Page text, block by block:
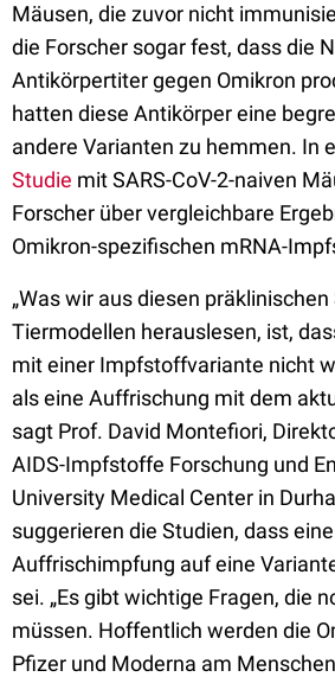
Mäusen, die zuvor nicht
die Forscher sogar fest, dass die
Antikörpertiter gegen Omikron
hatten diese Antikörper eine
andere Varianten zu hemmen. In
Studie mit SARS-CoV-2-naiven
Forscher über vergleichbare
Omikron-spezifischen mRNA-
„Was wir aus diesen
Tiermodellen herauslesen, ist,
mit einer Impfstoffvariante nicht
als eine Auffrischung mit dem
sagt Prof. David Montefiori,
AIDS-Impfstoffe Forschung und
University Medical Center in
suggerieren die Studien, dass
Auffrischimpfung auf eine
sei. „Es gibt wichtige Fragen, die
müssen. Hoffentlich werden die
Pfizer und Moderna am